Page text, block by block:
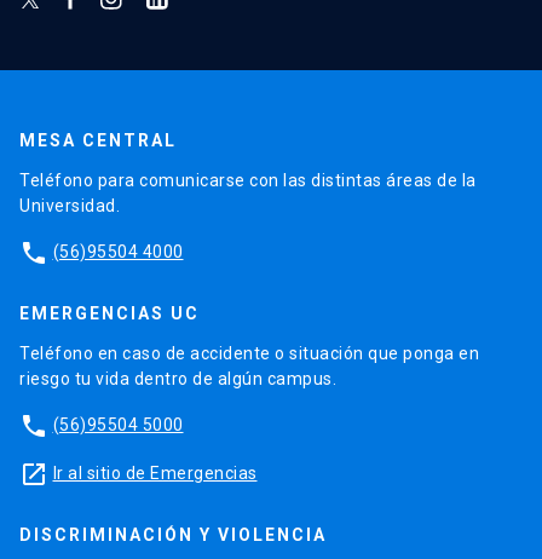
MESA CENTRAL
Teléfono para comunicarse con las distintas áreas de la
Universidad.
phone (56)95504 4000
EMERGENCIAS UC
Teléfono en caso de accidente o situación que ponga en
riesgo tu vida dentro de algún campus.
phone (56)95504 5000
launch Ir al sitio de Emergencias
DISCRIMINACIÓN Y VIOLENCIA